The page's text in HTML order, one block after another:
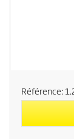
Référence: